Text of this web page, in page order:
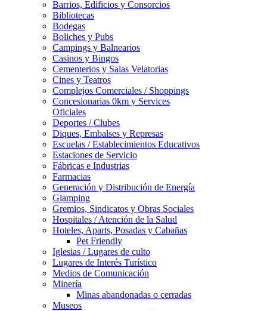
Barrios, Edificios y Consorcios
Bibliotecas
Bodegas
Boliches y Pubs
Campings y Balnearios
Casinos y Bingos
Cementerios y Salas Velatorias
Cines y Teatros
Complejos Comerciales / Shoppings
Concesionarias 0km y Services
Oficiales
Deportes / Clubes
Diques, Embalses y Represas
Escuelas / Establecimientos Educativos
Estaciones de Servicio
Fábricas e Industrias
Farmacias
Generación y Distribución de Energía
Glamping
Gremios, Sindicatos y Obras Sociales
Hospitales / Atención de la Salud
Hoteles, Aparts, Posadas y Cabañas
Pet Friendly
Iglesias / Lugares de culto
Lugares de Interés Turístico
Medios de Comunicación
Minería
Minas abandonadas o cerradas
Museos